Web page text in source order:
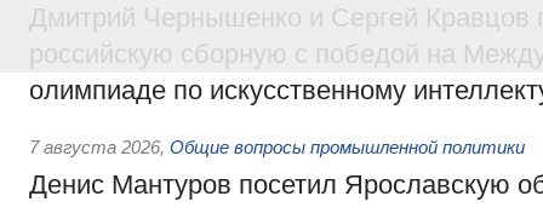
Дмитрий Чернышенко и Сергей Кравцов
российскую сборную с победой на
олимпиаде по искусственному
7 августа 2026, Общие вопросы промышленной политики
Денис Мантуров посетил Ярославскую